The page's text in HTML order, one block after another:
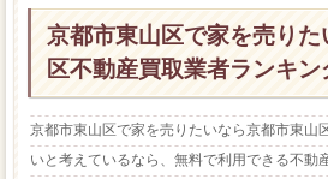
京都市東山区で家を売りた
区不動産買取業者ランキン
京都市東山区で家を売りたいなら京都市東山
いと考えているなら、無料で利用できる不動